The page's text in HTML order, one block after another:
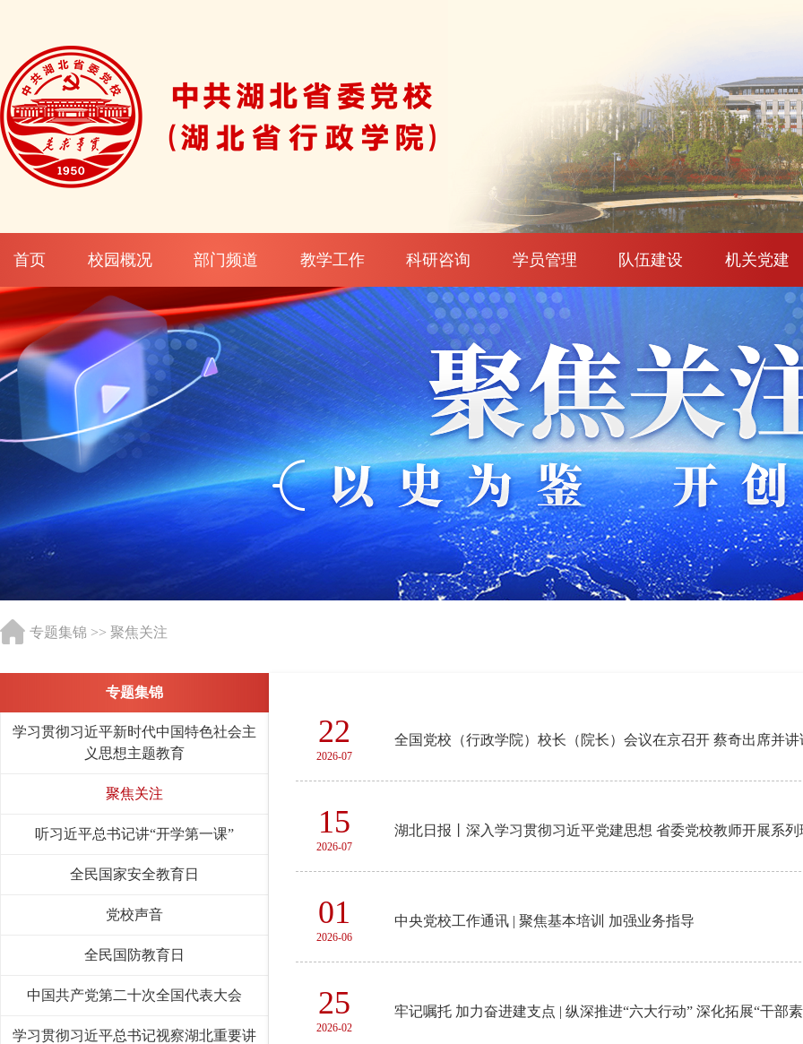
首页 校园概况 部门频道 教学工作 科研咨询 学员管理 队伍建设 机关党建
专题集锦 >> 聚焦关注
专题集锦
学习贯彻习近平新时代中国特色社会主
义思想主题教育
聚焦关注
听习近平总书记讲“开学第一课”
全民国家安全教育日
党校声音
全民国防教育日
中国共产党第二十次全国代表大会
学习贯彻习近平总书记视察湖北重要讲
22
2026-07
全国党校（行政学院）校长（院长）会议在京召开 蔡奇出席并讲
15
2026-07
湖北日报丨深入学习贯彻习近平党建思想 省委党校教师开展系
01
2026-06
中央党校工作通讯 | 聚焦基本培训 加强业务指导
25
2026-02
牢记嘱托 加力奋进建支点 | 纵深推进“六大行动” 深化拓展“干部